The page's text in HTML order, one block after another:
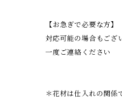
【お急ぎで必要な方】
対応可能の場合もござ
一度ご連絡ください
＊花材は仕入れの関係